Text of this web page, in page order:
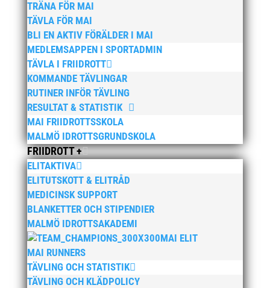
TRÄNA FÖR MAI
TÄVLA FÖR MAI
BLI EN AKTIV FÖRÄLDER I MAI
MEDLEMSAPPEN I SPORTADMIN
TÄVLA I FRIIDROTT
KOMMANDE TÄVLINGAR
RUTINER INFÖR TÄVLING
RESULTAT & STATISTIK
MAI FRIIDROTTSSKOLA
MALMÖ IDROTTSGRUNDSKOLA
FRIIDROTT +
ELITAKTIVA
ELITUTSKOTT & ELITRÅD
MEDICINSK SUPPORT
BLANKETTER OCH STIPENDIER
MALMÖ IDROTTSAKADEMI
MAI ELIT
MAI RUNNERS
TÄVLING OCH STATISTIK
TÄVLING OCH KLÄDPOLICY
Bilder från MAI Årsmöte 2026
Wictor i galacentrum – sedan blir det Pallasspelen
januari, 2026
Lasse Johnssons livsgärning hyllad på Friidrottsgalan
28 januari, 2026
maj 2026
april 2026
januari 2026
december 2025
november 2025
oktober 2025
augusti 2025
juli 2025
april 2025
mars 2025